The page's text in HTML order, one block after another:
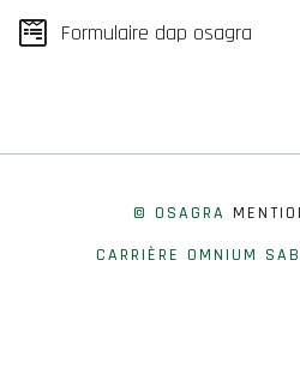
Formulaire dap osagra
© OSAGRA
CARRIÈRE OMNIUM